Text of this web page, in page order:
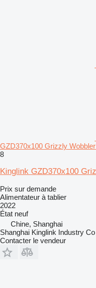
GZD370x100 Grizzly
8
Kinglink GZD370x100
Prix sur demande
Alimentateur à tablier
2022
État neuf
Chine, Shanghai
Shanghai Kinglink Industry
Contacter le vendeur